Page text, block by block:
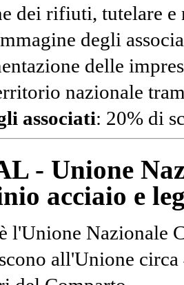
dei rifiuti, tutelare e
degli
delle
nazionale
associati: 20% di
- Unione
acciaio e
è l'Unione Nazionale
all'Unione